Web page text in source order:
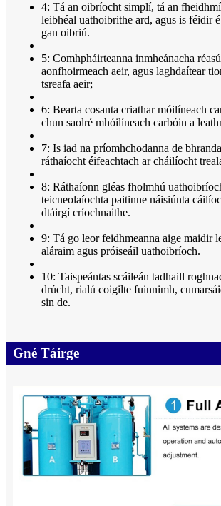
4: Tá an oibríocht simplí, tá an
leibhéal uathoibrithe ard, agus is féidir
gan oibriú.
5: Comhpháirteanna inmheánacha
aonfhoirmeach aeir, agus laghdaítear
tsreafa aeir;
6: Bearta cosanta criathar móilíneach
chun saolré mhóilíneach carbóin a
7: Is iad na príomhchodanna de
ráthaíocht éifeachtach ar cháilíocht
8: Ráthaíonn gléas fholmhú
teicneolaíochta paitinne náisiúnta
dtáirgí críochnaithe.
9: Tá go leor feidhmeanna aige maidir
aláraim agus próiseáil uathoibríoch.
10: Taispeántas scáileán tadhaill
drúcht, rialú coigilte fuinnimh,
sin de.
Gné Táirge